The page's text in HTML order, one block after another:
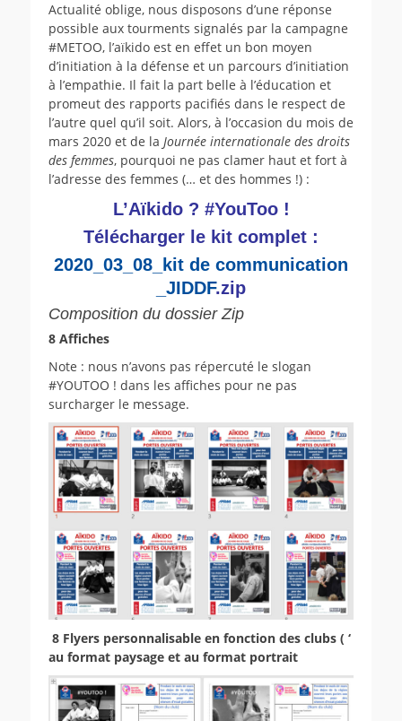
Actualité oblige, nous disposons d’une réponse
possible aux tourments signalés par la campagne
#METOO, l’aïkido est en effet un bon moyen
d’initiation à la défense et un parcours d’initiation
à l’empathie. Il fait la part belle à l’éducation et
promeut des rapports pacifiés dans le respect de
l’autre quel qu’il soit. Alors, à l’occasion du mois de
mars 2020 et de la Journée internationale des droits
des femmes, pourquoi ne pas clamer haut et fort à
l’adresse des femmes (… et des hommes !) :
L’Aïkido ? #YouToo !
Télécharger le kit complet :
2020_03_08_kit de communication
_JIDDF.zip
Composition du dossier Zip
8 Affiches
Note : nous n’avons pas répercuté le slogan
#YOUTOO ! dans les affiches pour ne pas
surcharger le message.
8 Flyers personnalisable en fonction des clubs ( ‘
au format paysage et au format portrait